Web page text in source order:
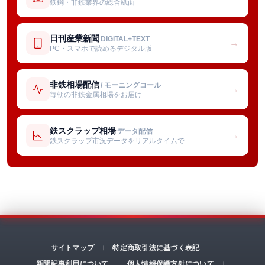
鉄鋼・非鉄業界の総合紙面
日刊産業新聞 DIGITAL+TEXT
PC・スマホで読めるデジタル版
→
非鉄相場配信/ モーニングコール
毎朝の非鉄金属相場をお届け
→
鉄スクラップ相場 データ配信
鉄スクラップ市況データをリアルタイムで
→
サイトマップ
特定商取引法に基づく表記